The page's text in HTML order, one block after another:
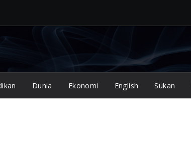
Dunia Ekonomi English Sukan